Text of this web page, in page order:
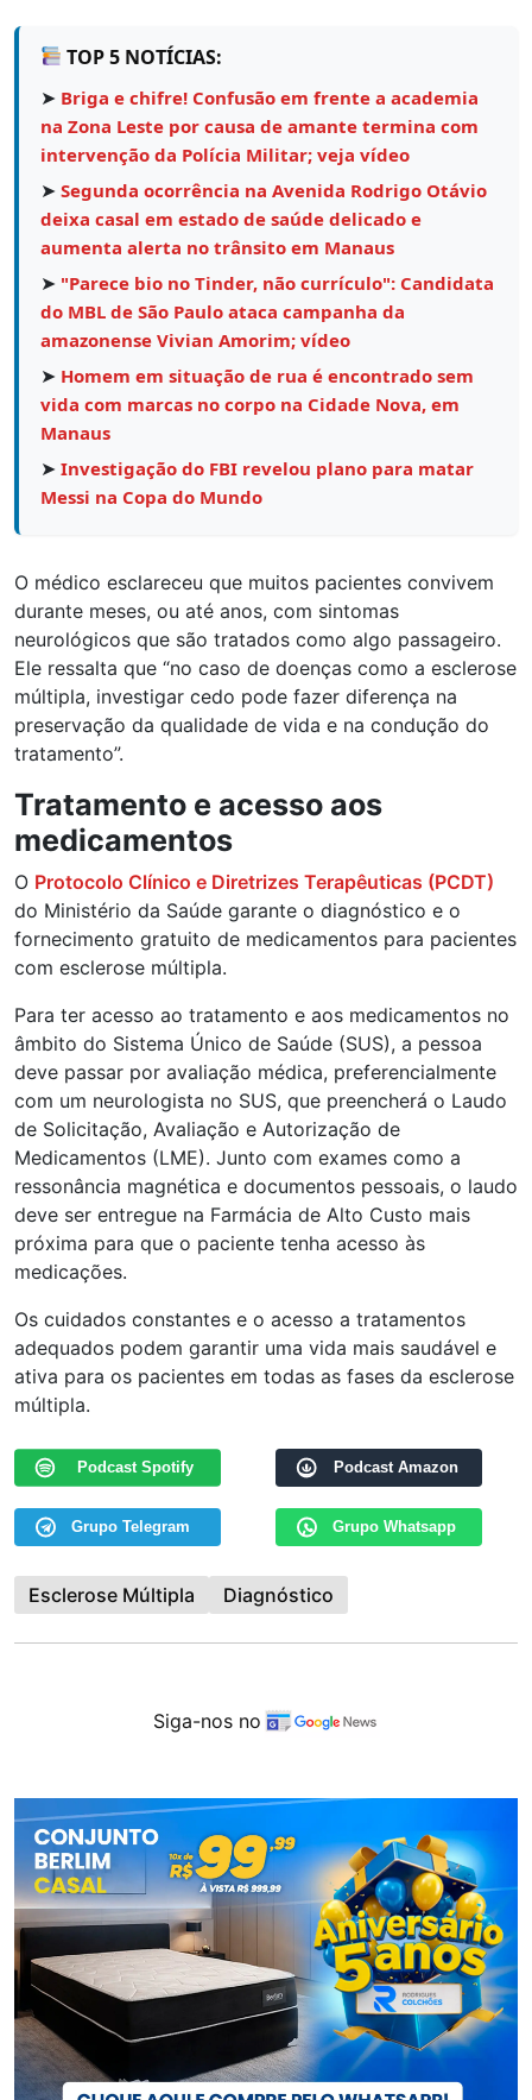
TOP 5 NOTÍCIAS:
➤ Briga e chifre! Confusão em frente a academia
na Zona Leste por causa de amante termina com
intervenção da Polícia Militar; veja vídeo
➤ Segunda ocorrência na Avenida Rodrigo Otávio
deixa casal em estado de saúde delicado e
aumenta alerta no trânsito em Manaus
➤ "Parece bio no Tinder, não currículo": Candidata
do MBL de São Paulo ataca campanha da
amazonense Vivian Amorim; vídeo
➤ Homem em situação de rua é encontrado sem
vida com marcas no corpo na Cidade Nova, em
Manaus
➤ Investigação do FBI revelou plano para matar
Messi na Copa do Mundo
O médico esclareceu que muitos pacientes convivem
durante meses, ou até anos, com sintomas
neurológicos que são tratados como algo passageiro.
Ele ressalta que “no caso de doenças como a esclerose
múltipla, investigar cedo pode fazer diferença na
preservação da qualidade de vida e na condução do
tratamento”.
Tratamento e acesso aos
medicamentos
O Protocolo Clínico e Diretrizes Terapêuticas (PCDT)
do Ministério da Saúde garante o diagnóstico e o
fornecimento gratuito de medicamentos para pacientes
com esclerose múltipla.
Para ter acesso ao tratamento e aos medicamentos no
âmbito do Sistema Único de Saúde (SUS), a pessoa
deve passar por avaliação médica, preferencialmente
com um neurologista no SUS, que preencherá o Laudo
de Solicitação, Avaliação e Autorização de
Medicamentos (LME). Junto com exames como a
ressonância magnética e documentos pessoais, o laudo
deve ser entregue na Farmácia de Alto Custo mais
próxima para que o paciente tenha acesso às
medicações.
Os cuidados constantes e o acesso a tratamentos
adequados podem garantir uma vida mais saudável e
ativa para os pacientes em todas as fases da esclerose
múltipla.
Podcast Spotify Podcast Amazon
Grupo Telegram Grupo Whatsapp
Esclerose Múltipla Diagnóstico
Siga-nos no